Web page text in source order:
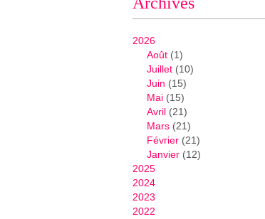
2026
Août (1)
Juillet (10)
Juin (15)
Mai (15)
Avril (21)
Mars (21)
Février (21)
Janvier (12)
2025
2024
2023
2022